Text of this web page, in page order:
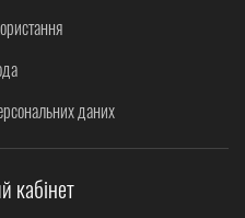
даних
кабінет